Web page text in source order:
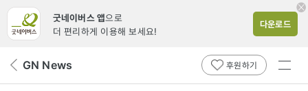
굿네이버스 앱으로
더 편리하게 이용해 보세요!
다운로드
뒤 GN News 후원하기
전체